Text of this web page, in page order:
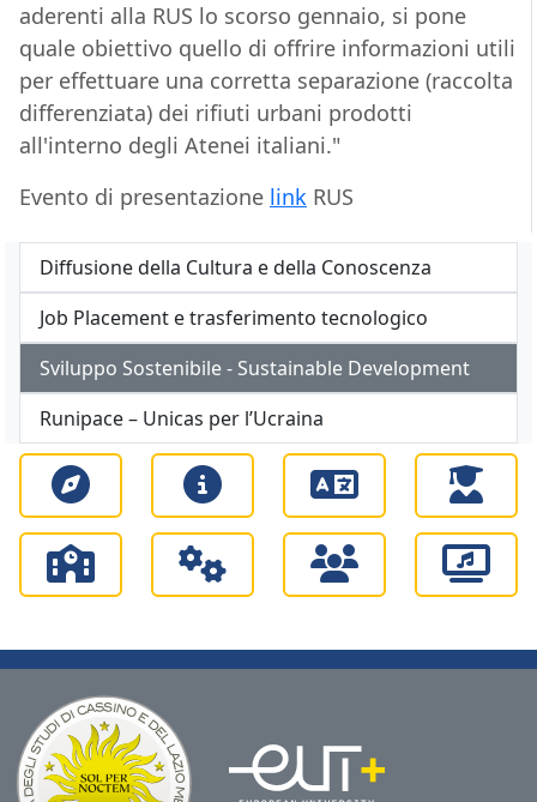
aderenti alla RUS lo scorso gennaio, si pone
quale obiettivo quello di offrire informazioni utili
per effettuare una corretta separazione (raccolta
differenziata) dei rifiuti urbani prodotti
all'interno degli Atenei italiani."
Evento di presentazione link RUS
Diffusione della Cultura e della Conoscenza
Job Placement e trasferimento tecnologico
Sviluppo Sostenibile - Sustainable Development
Runipace – Unicas per l’Ucraina